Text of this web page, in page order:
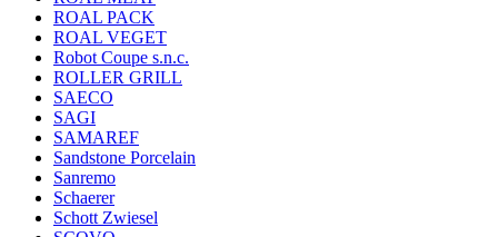
ROAL PACK
ROAL VEGET
Robot Coupe s.n.c.
ROLLER GRILL
SAECO
SAGI
SAMAREF
Sandstone Porcelain
Sanremo
Schaerer
Schott Zwiesel